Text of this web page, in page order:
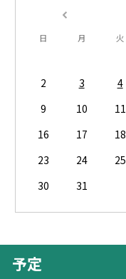
日 月 火
2
3 4
9
10 11
16
17 18
23
24 25
30
31
予定